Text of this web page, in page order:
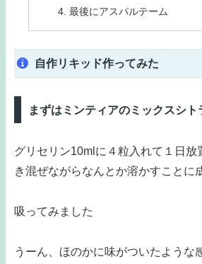
最後にアスパルテーム
自作リキッド作ってみた
まずはミンティアのミックスシト
グリセリン10mlに４粒入れて１日放
き混ぜながらなんとか溶かすことに
吸ってみました
うーん、ほのかに味がついたような